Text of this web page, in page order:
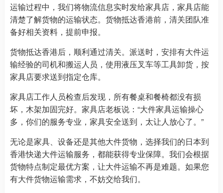
运输过程中，我们将物流信息实时发给家具店，家具店能
清楚了解货物的运输状态。货物抵达香港前，清关团队准
备好相关资料，提前申报。
货物抵达香港后，顺利通过清关。派送时，安排有大件运
输经验的司机和搬运人员，使用液压叉车等工具卸货，按
家具店要求送到指定仓库。
家具店工作人员检查后发现，所有餐桌和餐椅都没有损
坏，木架加固完好。家具店老板说：“大件家具运输操心
多，你们的服务专业，家具安全送到，太让人放心了。”
无论是家具、设备还是其他大件货物，选择我们的日本到
香港快递大件运输服务，都能获得专业保障。我们会根据
货物特点制定最优方案，让大件运输不再是难题。如果您
有大件货物运输需求，不妨交给我们。